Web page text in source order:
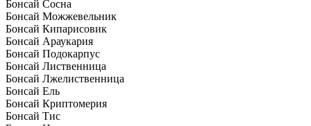
Бонсай Сосна
Бонсай Можжевельник
Бонсай Кипарисовик
Бонсай Араукария
Бонсай Подокарпус
Бонсай Лиственница
Бонсай Лжелиственница
Бонсай Ель
Бонсай Криптомерия
Бонсай Тис